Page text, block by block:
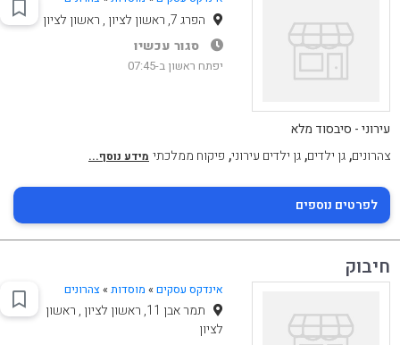
הפרג 7, ראשון לציון , ראשון לציון
סגור עכשיו
יפתח ראשון ב-07:45
עירוני - סיבסוד מלא
צהרונים,גן ילדים,גן ילדים עירוני, פיקוח ממלכתי מידע נוסף...
לפרטים נוספים
חיבוק
אינדקס עסקים » מוסדות» צהרונים
תמר אבן 11, ראשון לציון , ראשון
לציון